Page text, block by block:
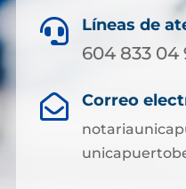
 Líneas de
604 833 04
 Correo